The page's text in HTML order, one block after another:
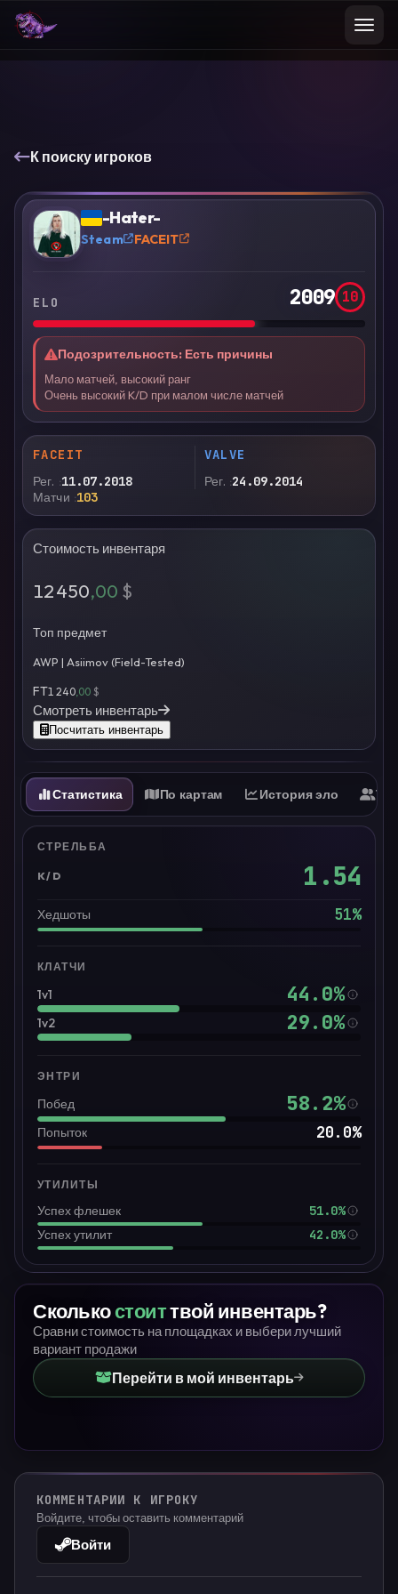
К поиску игроков
? -Hater-
Steam FACEIT
ELO 2009 10
Подозрительность: Есть причины
Мало матчей, высокий ранг
Очень высокий K/D при малом числе матчей
FACEIT
Рег. 11.07.2018
Матчи 103
VALVE
Рег. 24.09.2014
Стоимость инвентаря
12 450,00 $
Топ предмет
AWP | Asiimov (Field-Tested)
FT1 240 ,00 $
Смотреть инвентарь
Посчитать инвентарь
Статистика По картам История эло
СТРЕЛЬБА
K/D 1.54
Хедшоты 51%
КЛАТЧИ
1v1 44.0%
1v2 29.0%
ЭНТРИ
Побед 58.2%
Попыток 20.0%
УТИЛИТЫ
Успех флешек
51.0%
Успех утилит
42.0%
Сколькостоиттвой инвентарь?
Сравни стоимость на площадках и выбери лучший
вариант продажи
Перейти в мой инвентарь
КОММЕНТАРИИ К ИГРОКУ
Войдите, чтобы оставить комментарий
Войти